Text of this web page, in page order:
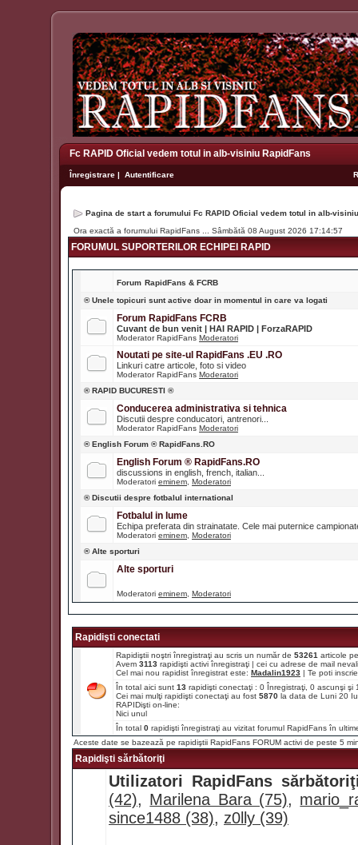
Fc RAPID Oficial vedem totul in alb-visiniu RapidFans
Înregistrare | Autentificare
Pagina de start a forumului Fc RAPID Oficial vedem totul in alb-
Ora exactă a forumului RapidFans ... Sâmbătă 08 August 2026 17:14:57
FORUMUL SUPORTERILOR ECHIPEI RAPID
Forum RapidFans & FCRB
® Unele topicuri sunt active doar in momentul in care va logati
Forum RapidFans FCRB
Cuvant de bun venit | HAI RAPID | ForzaRAPID
Moderator RapidFans Moderatori
Noutati pe site-ul RapidFans .EU .RO
Linkuri catre articole, foto si video
Moderator RapidFans Moderatori
® RAPID BUCURESTI ®
Conducerea administrativa si tehnica
Discutii despre conducatori, antrenori...
Moderator RapidFans Moderatori
® English Forum ® RapidFans.RO
English Forum ® RapidFans.RO
discussions in english, french, italian...
Moderatori eminem Moderatori
® Discutii despre fotbalul international
Fotbalul in lume
Echipa preferata din strainatate. Cele mai puternice
Moderatori eminem Moderatori
® Alte sporturi
Alte sporturi
Moderatori eminem Moderatori
Rapidişti conectati
Rapidiştii noştri înregistraţi au scris un număr de 53261 articole
Avem 3113 rapidişti activi înregistraţi | cei cu adrese de mail
Cel mai nou rapidist înregistrat este: Madalin1923 | Te poti
În total aici sunt 13 rapidişti conectaţi : 0 Înregistraţi, 0 ascunşi
Cei mai mulţi rapidişti conectaţi au fost 5870 la data de Luni 20
RAPIDişti on-line:
Nici unul
În total 0 rapidişti înregistraţi au vizitat forumul RapidFans în
Aceste date se bazează pe rapidiştii RapidFans FORUM activi de peste 5
Rapidişti sărbătoriţi
Utilizatori RapidFans
(42), Marilena Bara (75),
since1488 (38), z0lly (39)